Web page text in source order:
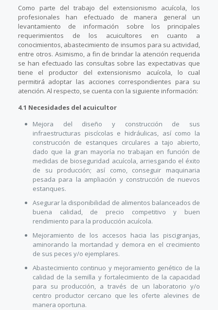
Como parte del trabajo del extensionismo acuícola, los
profesionales han efectuado de manera general un
levantamiento de información sobre los principales
requerimientos de los acuicultores en cuanto a
conocimientos, abastecimiento de insumos para su actividad,
entre otros. Asimismo, a fin de brindar la atención requerida
se han efectuado las consultas sobre las expectativas que
tiene el productor del extensionismo acuícola, lo cual
permitirá adoptar las acciones correspondientes para su
atención. Al respecto, se cuenta con la siguiente información:
4.1 Necesidades del acuicultor
Mejora del diseño y construcción de sus
infraestructuras piscícolas e hidráulicas, así como la
construcción de estanques circulares a tajo abierto,
dado que la gran mayoría no trabajan en función de
medidas de bioseguridad acuícola, arriesgando el éxito
de su producción; así como, conseguir maquinaria
pesada para la ampliación y construcción de nuevos
estanques.
Asegurar la disponibilidad de alimentos balanceados de
buena calidad, de precio competitivo y buen
rendimiento para la producción acuícola.
Mejoramiento de los accesos hacia las piscigranjas,
aminorando la mortandad y demora en el crecimiento
de sus peces y/o ejemplares.
Abastecimiento continuo y mejoramiento genético de la
calidad de la semilla y fortalecimiento de la capacidad
para su producción, a través de un laboratorio y/o
centro productor cercano que les oferte alevines de
manera oportuna.